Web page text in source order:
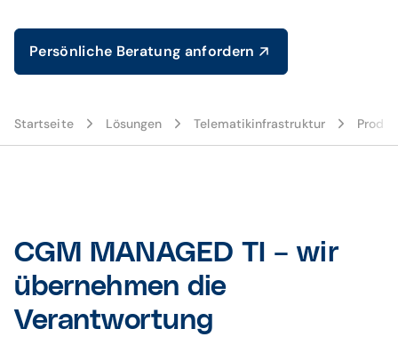
Persönliche Beratung anfordern
Startseite Lösungen Telematikinfrastruktur
CGM MANAGED TI – wir
übernehmen die
Verantwortung